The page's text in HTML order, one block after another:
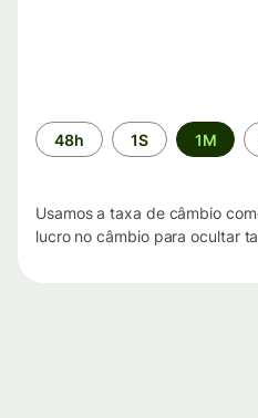
Período
de
48h 1S 1M
Usamos a taxa de câmbio
lucro no câmbio para ocultar